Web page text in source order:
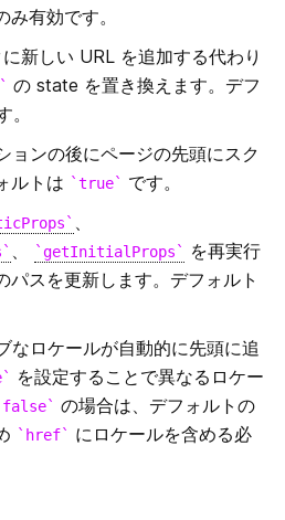
レクトリの設定
設定
無視する
有効です。
新しい URL を追加する代わり
の state を置き換えます。デフ
。
ョンの後にページの先頭にスク
ルトは
true です。
、
、 getInitialProps
を再実行
パスを更新します。デフォルト
なロケールが自動的に先頭に追
を設定することで異なるロケー
false
の場合は、デフォルトの
href
にロケールを含める必